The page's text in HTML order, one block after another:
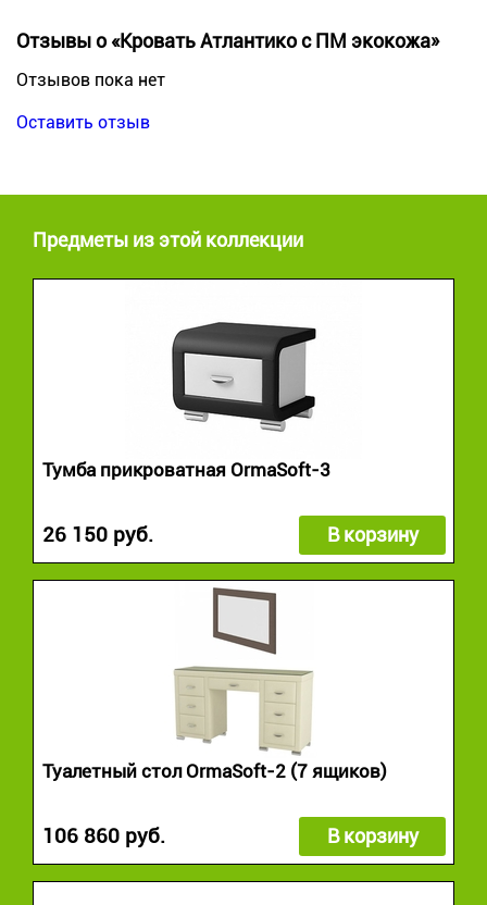
Отзывы о «Кровать Атлантико с ПМ экокожа»
Отзывов пока нет
Оставить отзыв
Предметы из этой коллекции
Тумба прикроватная OrmaSoft-3
26 150 руб. В корзину
Туалетный стол OrmaSoft-2 (7 ящиков)
106 860 руб. В корзину